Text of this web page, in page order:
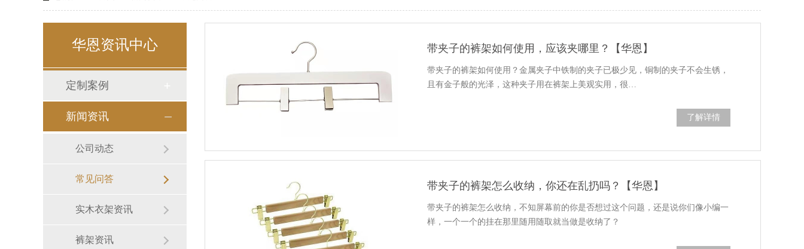
华恩资讯中心
定制案例
新闻资讯
公司动态
常见问答
实木衣架资讯
裤架资讯
带夹子的裤架如何使用，应该夹哪里？【华恩】
带夹子的裤架如何使用？金属夹子中铁制的夹子已极少见，铜制的夹子不会生锈，
且有金子般的光泽，这种夹子用在裤架上美观实用，很…
了解详情
带夹子的裤架怎么收纳，你还在乱扔吗？【华恩】
带夹子的裤架怎么收纳，不知屏幕前的你是否想过这个问题，还是说你们像小编一
样，一个一个的挂在那里随用随取就当做是收纳了？